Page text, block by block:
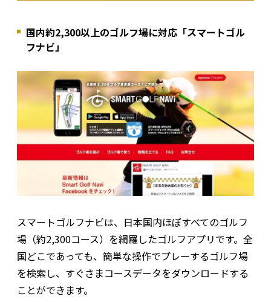
国内約2,300以上のゴルフ場に対応「スマートゴル
フナビ」
スマートゴルフナビは、日本国内ほぼすべてのゴルフ
場（約2,300コース）を網羅したゴルフアプリです。全
国どこであっても、簡単な操作でプレーするゴルフ場
を検索し、すぐさまコースデータをダウンロードする
ことができます。